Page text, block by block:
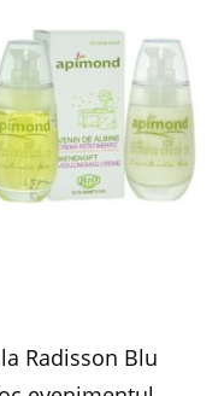
Radisson Blu